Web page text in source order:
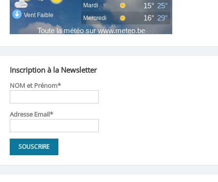
Inscription à la Newsletter
NOM et Prénom*
Adresse Email*